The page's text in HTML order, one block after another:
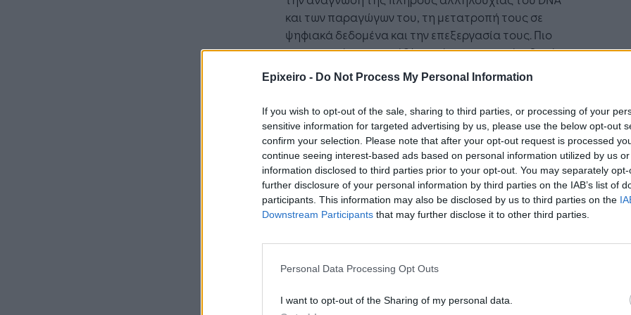
Epixeiro - Do Not Process My Personal Information
If you wish to opt-out of the sale, sharing to third parties, or processing of your
sensitive information for targeted advertising by us, please use the below opt-out
confirm your selection. Please note that after your opt-out request is processed
continue seeing interest-based ads based on personal information utilized by us
information disclosed to third parties prior to your opt-out. You may separately
further disclosure of your personal information by third parties on the IAB’s list of
participants. This information may also be disclosed by us to third parties on the
Downstream Participants that may further disclose it to other third parties.
Personal Data Processing Opt Outs
I want to opt-out of the Sharing of my personal data.
και των παραγώγων του, τη μετατροπή τους σε
ψηφιακά δεδομένα και την επεξεργασία τους. Πιο
συγκεκριμένα, το πρόβλημα έγκειται στο ότι δεν έχει
καταστεί ακόμα δυνατή η αξιοποίηση των δεδομένων
αυτών σε μεγάλη κλίμακα για την ανάπτυξη
στρατηγικών εξατομικευμένης θεραπευτικής με
βάση το γονιδίωμα.
Αν το εγχείρημα δεν έχει γερά
θεμέλια, ακόμα και μια αρχική
γρήγορη επιτυχία θα είναι
Αριστοτέλης Χατζηιωάννου -
Ποια ήταν η ιδέα, η έμπνευση πίσω από την